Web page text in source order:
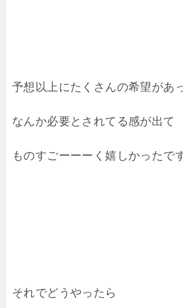
予想以上にたくさんの希望があ
なんか必要とされてる感が出て
ものすごーーーく嬉しかったで
それでどうやったら